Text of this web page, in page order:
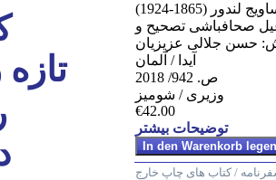
(1865-1924)
صحافباشى تصحيح و
حسن جلالى عزيزيان
آیدا / آلمان
ص. 942/ 2018
وزیری / شومیز
€42.00
توضیحات بیشتر
/ کتاب های چاپ خارج